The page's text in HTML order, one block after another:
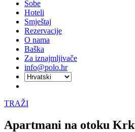
Sobe
Hoteli
Smještaj
Rezervacije
O nama
Baška
Za iznajmljivače
info@polo.hr
TRAŽI
Apartmani na otoku